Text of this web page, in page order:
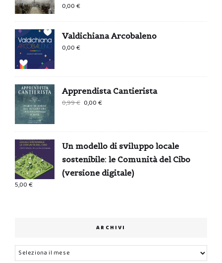
0,00€
Valdichiana Arcobaleno
0,00€
Apprendista Cantierista
0,99€
era:
0,99 €.
0,00€
è:
0,00 €.
Un modello di sviluppo locale
sostenibile: le Comunità del Cibo
(versione digitale)
5,00€
ARCHIVI
Archivi